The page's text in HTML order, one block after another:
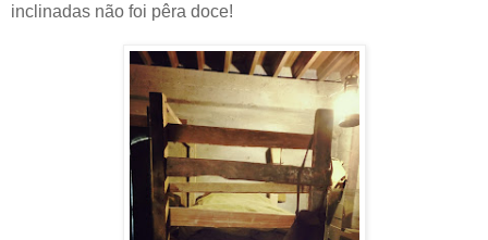
inclinadas não foi pêra doce!